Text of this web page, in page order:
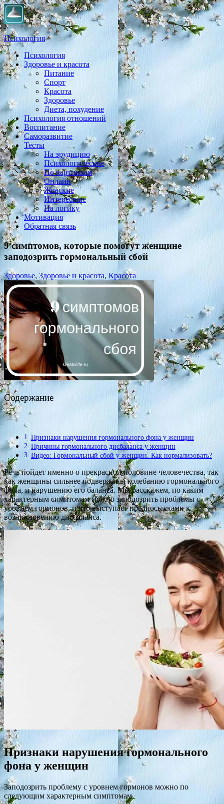
Психология
Практическая психология, личностный рост, экология,
здоровье, воспитание,
Психология
Здоровье и красота
Питание
Спорт
Красота
Здоровье
Диета, похудение
Психология отношений
Воспитание
Саморазвитие
Тесты
На эрудицию
Психологические
По картинкам
Онлайн
Женские
Интересные
На логику
Мотивация
Обратная связь
9 симптомов, которые помогут женщине
заподозрить гормональный сбой
Здоровье, Здоровье и красота, Красота
Содержание
Признаки нарушения гормонального фона у женщин
Причины гормонального дисбаланса у женщин
Видео: Гормональный сбой у женщин. Как нормализовать?
Речь пойдет именно о прекрасной половине человечества, так
как женщины сильнее подвержены колебанию гормонального
фона, и нарушению его баланса. Мы расскажем, по каким
характерным симптомам можно заподозрить проблемы с
уровнем гормонов, и что выступает предпосылками к
возникновению дисбаланса.
Признаки нарушения гормонального
фона у женщин
Заподозрить проблему с уровнем гормонов можно по
следующим характерным симптомам.